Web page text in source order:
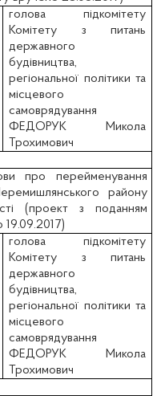
голова підкомітету
Комітету з питань
державного
будівництва,
регіональної політики та
місцевого
самоврядування
ФЕДОРУК Микола
Трохимович
про перейменування
району
(проект з поданням
19.09.2017)
голова підкомітету
Комітету з питань
державного
будівництва,
регіональної політики та
місцевого
самоврядування
ФЕДОРУК Микола
Трохимович